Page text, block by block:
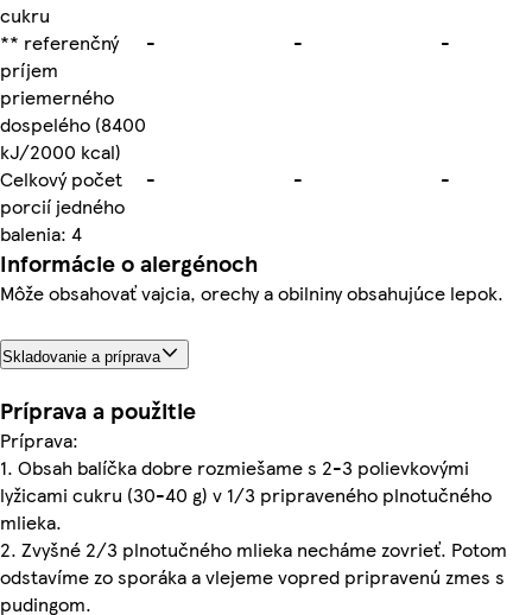
cukru
** referenčný
príjem
priemerného
dospelého (8400
kJ/2000 kcal)
- - -
Celkový počet
porcií jedného
balenia: 4
- - -
Informácie o alergénoch
Môže obsahovať vajcia, orechy a obilniny obsahujúce lepok.
Skladovanie a príprava
Príprava a použitie
Príprava:
1. Obsah balíčka dobre rozmiešame s 2-3 polievkovými
lyžicami cukru (30-40 g) v 1/3 pripraveného plnotučného
mlieka.
2. Zvyšné 2/3 plnotučného mlieka necháme zovrieť. Potom
odstavíme zo sporáka a vlejeme vopred pripravenú zmes s
pudingom.